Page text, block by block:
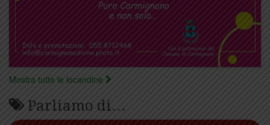
Mostra tutte le locandine
Parliamo di…